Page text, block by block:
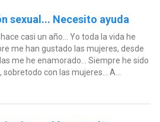
sexual... Necesito ayuda
casi un año... Yo toda la vida he
me han gustado las mujeres, desde
me he enamorado... Siempre he sido
con las mujeres... A...